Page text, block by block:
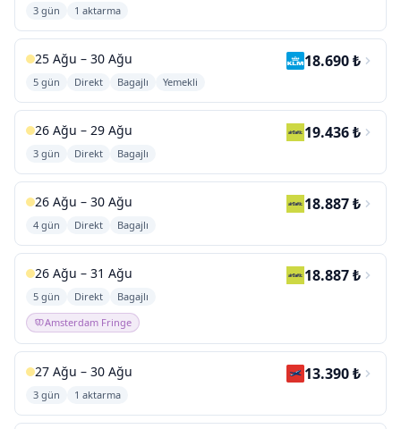
3 gün 1 aktarma
25 Ağu – 30 Ağu
5 gün Direkt Bagajlı Yemekli
18.690 ₺
26 Ağu – 29 Ağu
3 gün Direkt Bagajlı
19.436 ₺
26 Ağu – 30 Ağu
4 gün Direkt Bagajlı
18.887 ₺
26 Ağu – 31 Ağu
5 gün Direkt
Bagajlı
Amsterdam Fringe
18.887 ₺
27 Ağu – 30 Ağu
3 gün 1 aktarma
13.390 ₺